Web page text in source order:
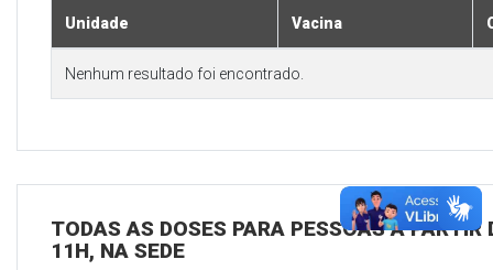
Unidade Vacina
Nenhum resultado foi encontrado.
TODAS AS DOSES PARA PESSOAS A
11H, NA SEDE